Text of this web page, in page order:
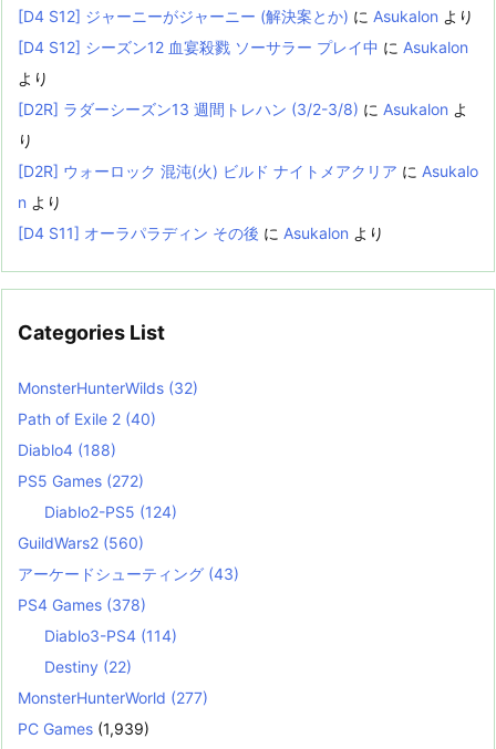
[D4 S12] ジャーニーがジャーニー (解決案とか) に Asukalon より
[D4 S12] シーズン12 血宴殺戮 ソーサラー プレイ中 に Asukalon
より
[D2R] ラダーシーズン13 週間トレハン (3/2-3/8) に Asukalon よ
り
[D2R] ウォーロック 混沌(火) ビルド ナイトメアクリア に Asukalo
n より
[D4 S11] オーラパラディン その後 に Asukalon より
Categories List
MonsterHunterWilds (32)
Path of Exile 2 (40)
Diablo4 (188)
PS5 Games (272)
Diablo2-PS5 (124)
GuildWars2 (560)
アーケードシューティング (43)
PS4 Games (378)
Diablo3-PS4 (114)
Destiny (22)
MonsterHunterWorld (277)
PC Games (1,939)